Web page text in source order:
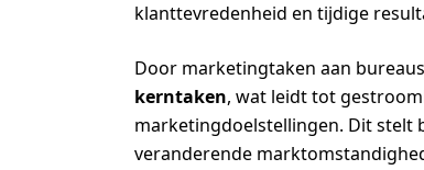
klanttevredenheid en tijdige
Door marketingtaken aan
kerntaken, wat leidt tot
marketingdoelstellingen. Dit stelt
veranderende